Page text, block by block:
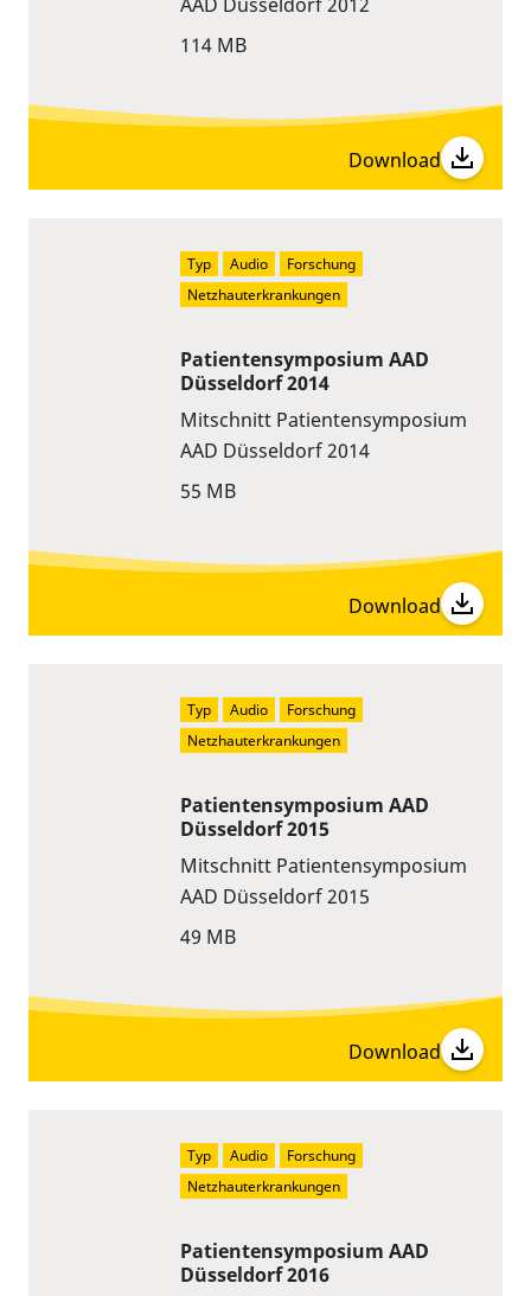
114 MB
Download
Patientensymposium AAD
Düsseldorf 2014
Mitschnitt Patientensymposium
AAD Düsseldorf 2014
55 MB
Typ Audio
Forschung
Netzhauterkrankungen
Download
Patientensymposium AAD
Düsseldorf 2015
Mitschnitt Patientensymposium
AAD Düsseldorf 2015
49 MB
Typ Audio
Forschung
Netzhauterkrankungen
Download
Patientensymposium AAD
Düsseldorf 2016
Typ Audio
Forschung
Netzhauterkrankungen